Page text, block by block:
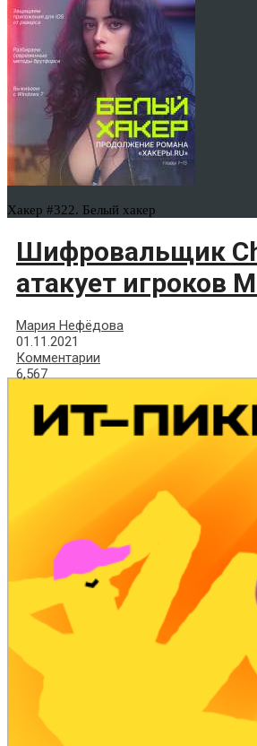
Хакер #322. Белый хакер
Шифровальщик
атакует игроков
Мария Нефёдова
01.11.2021
Комментарии
6,567